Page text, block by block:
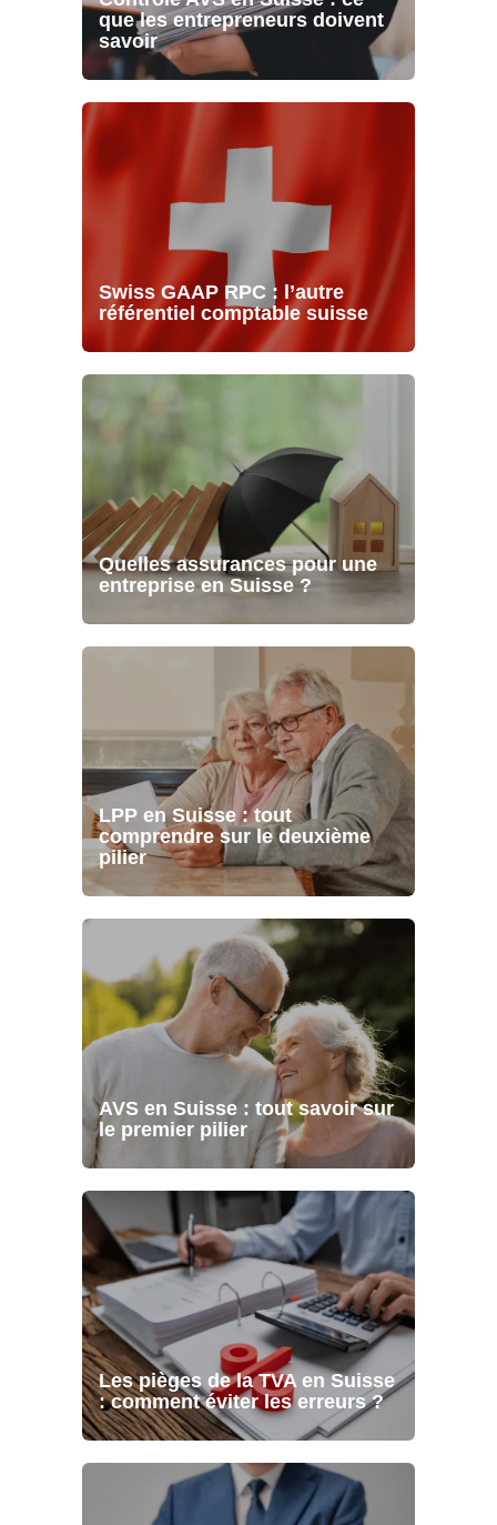
que les entrepreneurs doivent
savoir
Swiss GAAP RPC : l’autre
référentiel comptable suisse
Quelles assurances pour une
entreprise en Suisse ?
LPP en Suisse : tout
comprendre sur le deuxième
pilier
AVS en Suisse : tout savoir sur
le premier pilier
Les pièges de la TVA en Suisse
: comment éviter les erreurs ?